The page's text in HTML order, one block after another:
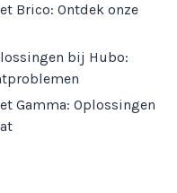
Brico: Ontdek onze
bij Hubo:
Gamma: Oplossingen